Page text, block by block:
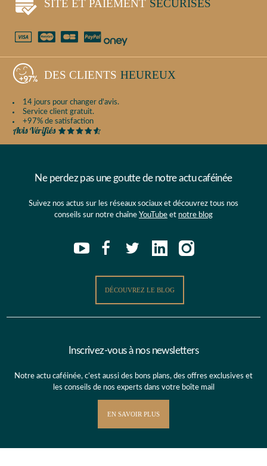
SITE ET PAIEMENT SÉCURISÉS
DES CLIENTS HEUREUX
14 jours pour changer d'avis.
Service client gratuit.
+97% de satisfaction
Ne perdez pas une goutte de notre actu caféinée
Suivez nos actus sur les réseaux sociaux et découvrez tous nos
conseils sur notre chaîne YouTube et notre blog
DÉCOUVREZ LE BLOG
Inscrivez-vous à nos newsletters
Notre actu caféinée, c’est aussi des bons plans, des offres exclusives et
les conseils de nos experts dans votre boîte mail
EN SAVOIR PLUS